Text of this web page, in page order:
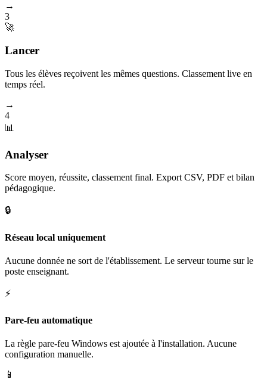
→
3
🚀
Lancer
Tous les élèves reçoivent les mêmes questions. Classement live en
temps réel.
→
4
📊
Analyser
Score moyen, réussite, classement final. Export CSV, PDF et bilan
pédagogique.
🔒
Réseau local uniquement
Aucune donnée ne sort de l'établissement. Le serveur tourne sur le
poste enseignant.
⚡
Pare-feu automatique
La règle pare-feu Windows est ajoutée à l'installation. Aucune
configuration manuelle.
📱